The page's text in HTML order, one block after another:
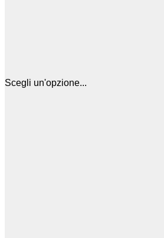
Scegli un'opzione...